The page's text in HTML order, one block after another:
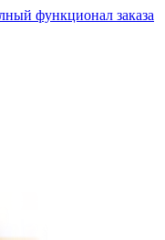
функционал заказа